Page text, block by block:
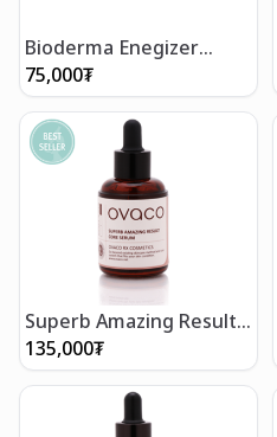
Bioderma Enegizer
Shield- Тэжээлийн
арьсны тос 30мл
75,000₮
Superb Amazing Result -
Гайхалтай үр дүн
үрчлээний серум 50мл
135,000₮